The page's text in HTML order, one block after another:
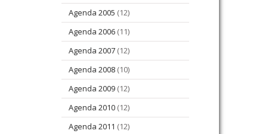
Agenda 2005 (12)
Agenda 2006 (11)
Agenda 2007 (12)
Agenda 2008 (10)
Agenda 2009 (12)
Agenda 2010 (12)
Agenda 2011 (12)